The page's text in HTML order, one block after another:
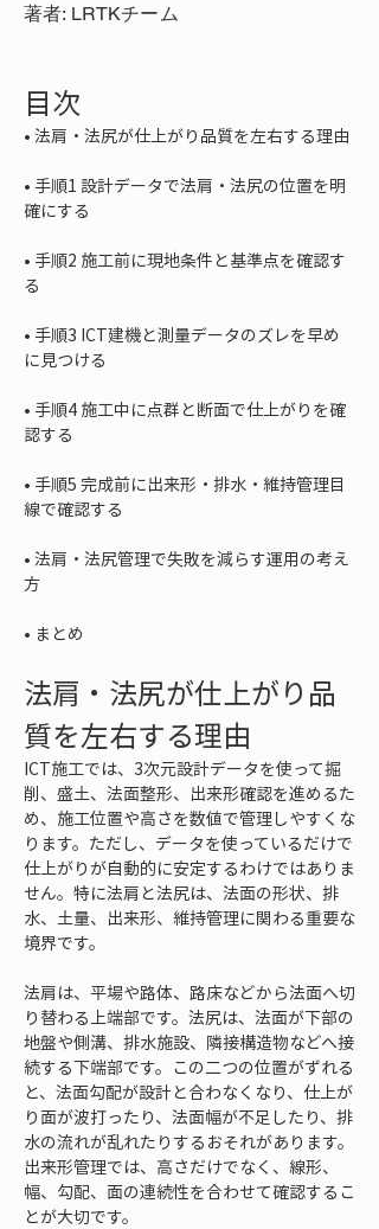
著者: LRTKチーム
目次
•
• 手順1 設計データで法肩・法尻の位置を明
• 手順2 施工前に現地条件と基準点を確認す
• 手順3 ICT建機と測量データのズレを早め
• 手順4 施工中に点群と断面で仕上がりを確
• 手順5 完成前に出来形・排水・維持管理目
• 法肩・法尻管理で失敗を減らす運用の考え
• まとめ
法肩・法尻が仕上がり品
質を左右する理由
ICT施工では、3次元設計データを使って掘
削、盛土、法面整形、出来形確認を進めるた
め、施工位置や高さを数値で管理しやすくな
ります。ただし、データを使っているだけで
仕上がりが自動的に安定するわけではありま
せん。特に法肩と法尻は、法面の形状、排
水、土量、出来形、維持管理に関わる重要な
境界です。
法肩は、平場や路体、路床などから法面へ切
り替わる上端部です。法尻は、法面が下部の
地盤や側溝、排水施設、隣接構造物などへ接
続する下端部です。この二つの位置がずれる
と、法面勾配が設計と合わなくなり、仕上が
り面が波打ったり、法面幅が不足したり、排
水の流れが乱れたりするおそれがあります。
出来形管理では、高さだけでなく、線形、
幅、勾配、面の連続性を合わせて確認するこ
とが大切です。